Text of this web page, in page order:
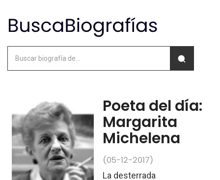
Poeta del día:
Margarita
Michelena
(05-12-2017)
La desterrada